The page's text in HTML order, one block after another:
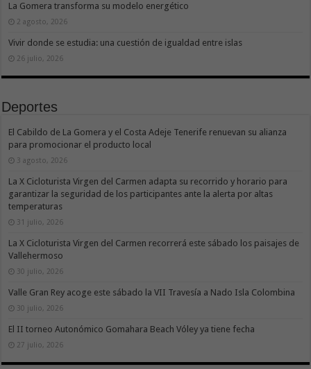
La Gomera transforma su modelo energético
2 agosto, 2026
Vivir donde se estudia: una cuestión de igualdad entre islas
26 julio, 2026
Deportes
El Cabildo de La Gomera y el Costa Adeje Tenerife renuevan su alianza
para promocionar el producto local
3 agosto, 2026
La X Cicloturista Virgen del Carmen adapta su recorrido y horario para
garantizar la seguridad de los participantes ante la alerta por altas
temperaturas
31 julio, 2026
La X Cicloturista Virgen del Carmen recorrerá este sábado los paisajes de
Vallehermoso
30 julio, 2026
Valle Gran Rey acoge este sábado la VII Travesía a Nado Isla Colombina
30 julio, 2026
El II torneo Autonómico Gomahara Beach Vóley ya tiene fecha
27 julio, 2026